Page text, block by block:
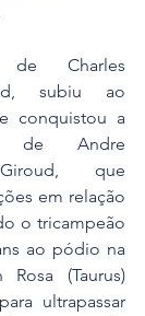
Charles
subiu ao
conquistou a
de Andre
Giroud, que
em relação
o tricampeão
ao pódio na
Rosa (Taurus)
ultrapassar